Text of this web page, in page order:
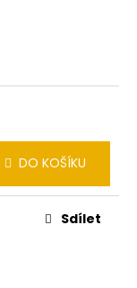
DO KOŠÍKU
Sdílet